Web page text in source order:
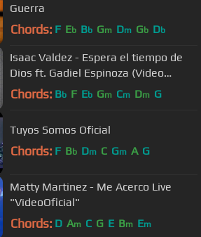
Guerra
Chords: F Eb Bb Gm Dm Gb Db
Isaac Valdez - Espera el tiempo de
Dios ft. Gadiel Espinoza (Video
Lyrics)
Chords: Bb F Eb Gm Cm Dm G
Tuyos Somos Oficial
Chords: F Bb Dm C Gm A G
Matty Martinez - Me Acerco Live
"VideoOficial"
Chords: D Am C G E Bm Em